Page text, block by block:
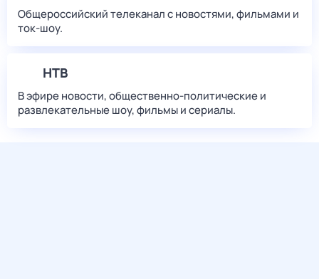
Общероссийский телеканал с новостями, фильмами и
ток-шоу.
НТВ
В эфире новости, общественно-политические и
развлекательные шоу, фильмы и сериалы.